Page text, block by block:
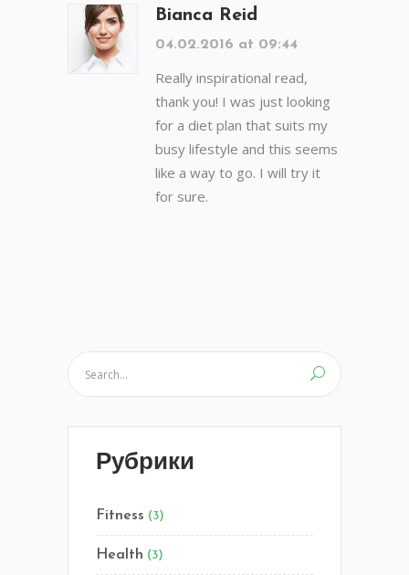
Bianca Reid
04.02.2016 at 09:44
Really inspirational read,
thank you! I was just looking
for a diet plan that suits my
busy lifestyle and this seems
like a way to go. I will try it
for sure.
Рубрики
Fitness (3)
Health (3)